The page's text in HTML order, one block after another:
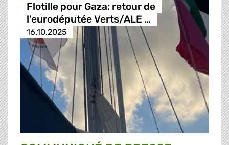
Flotille pour Gaza: retour de
l’eurodéputée Verts/ALE …
16.10.2025